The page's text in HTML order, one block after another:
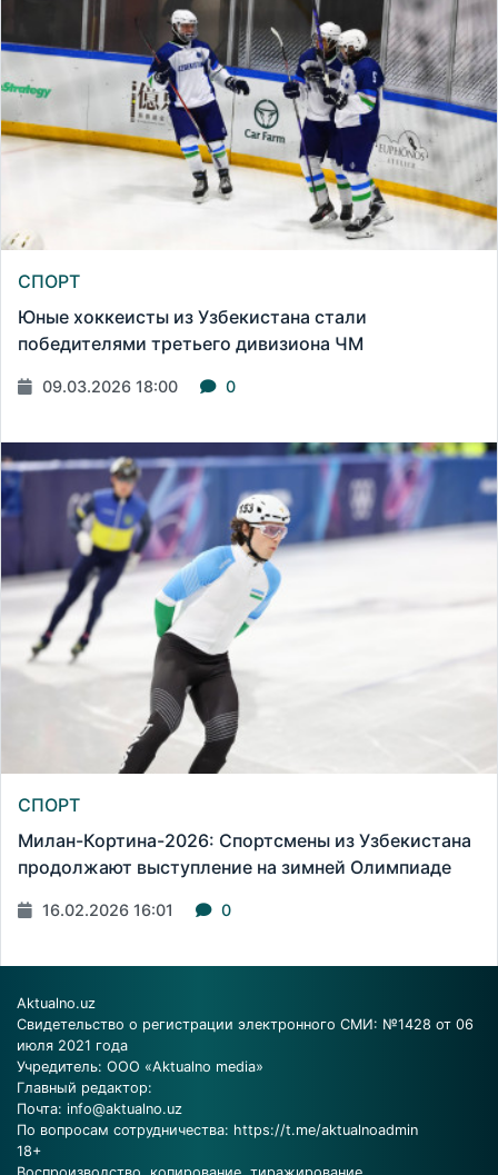
СПОРТ
Юные хоккеисты из Узбекистана стали
победителями третьего дивизиона ЧМ
09.03.2026 18:00 0
СПОРТ
Милан-Кортина-2026: Спортсмены из Узбекистана
продолжают выступление на зимней Олимпиаде
16.02.2026 16:01 0
Aktualno.uz
Свидетельство о регистрации электронного СМИ: №1428 от 06
июля 2021 года
Учредитель: ООО «Aktualno media»
Главный редактор:
Почта: info@aktualno.uz
По вопросам сотрудничества: https://t.me/aktualnoadmin
18+